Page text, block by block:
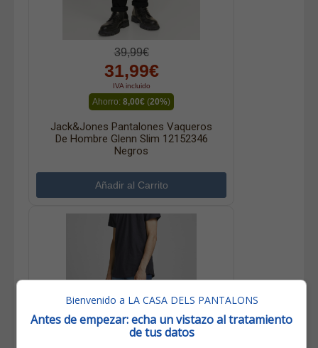
39,99€
31,99€
IVA incluido
Ahorro: 8,00€ (20%)
Jack&Jones Pantalones Vaqueros
De Hombre Glenn Slim 12152346
Negros
Bienvenido a LA CASA DELS PANTALONS
Antes de empezar: echa un vistazo al tratamiento
de tus datos